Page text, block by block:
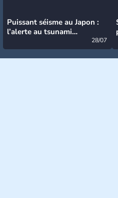
Puissant séisme au Japon :
l’alerte au tsunami
28/07